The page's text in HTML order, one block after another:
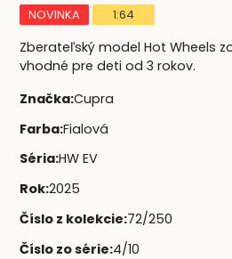
NOVINKA 1:64
Zberateľský model Hot Wheels
vhodné pre deti od 3 rokov.
Značka:Cupra
Farba:Fialová
Séria:HW EV
Rok:2025
Číslo z kolekcie:72/250
Číslo zo série:4/10